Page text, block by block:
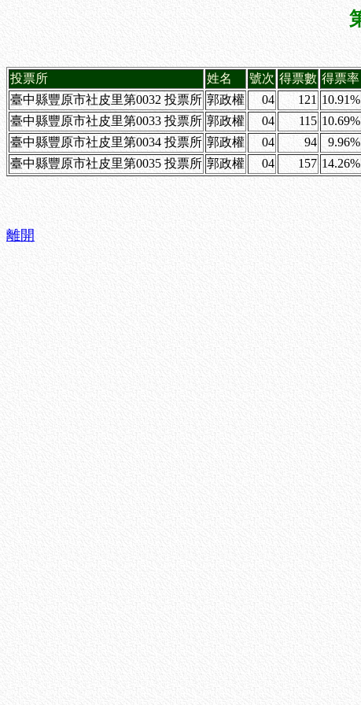
投票所 姓名 號次 得票數 得票率
臺中縣豐原市社皮里第0032 投票所 郭政權 04 121 10.91%
臺中縣豐原市社皮里第0033 投票所 郭政權 04 115 10.69%
臺中縣豐原市社皮里第0034 投票所 郭政權 04 94
9.96%
臺中縣豐原市社皮里第0035 投票所 郭政權 04 157 14.26%
離開